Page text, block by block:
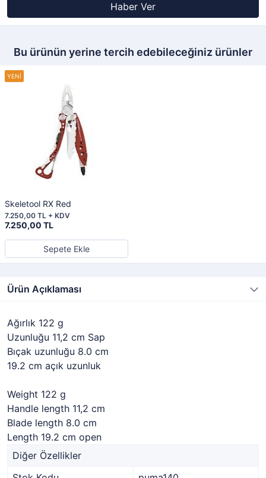
Haber Ver
Bu ürünün yerine tercih edebileceğiniz ürünler
Skeletool RX Red
7.250,00 TL
7.250,00 TL + KDV
Sepete Ekle
Ürün Açıklaması
Ağırlık 122 g
Uzunluğu 11,2 cm Sap
Bıçak uzunluğu 8.0 cm
19.2 cm açık uzunluk
Weight 122 g
Handle length 11,2 cm
Blade length 8.0 cm
Length 19.2 cm open
Diğer Özellikler